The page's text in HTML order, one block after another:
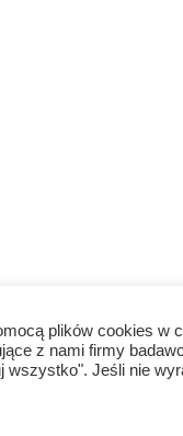
plików cookies w
z nami firmy
wszystko". Jeśli nie